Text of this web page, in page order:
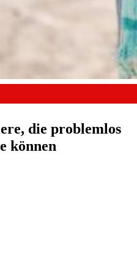
die problemlos
können